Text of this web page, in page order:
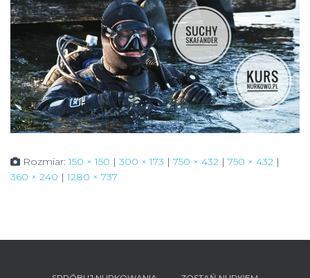
Rozmiar:150 × 150 | 300 × 173 | 750 × 432 | 750 × 432 |
360 × 240 | 1280 × 737